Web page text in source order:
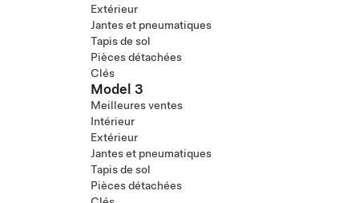
Extérieur
Jantes et pneumatiques
Tapis de sol
Pièces détachées
Clés
Model 3
Meilleures ventes
Intérieur
Extérieur
Jantes et pneumatiques
Tapis de sol
Pièces détachées